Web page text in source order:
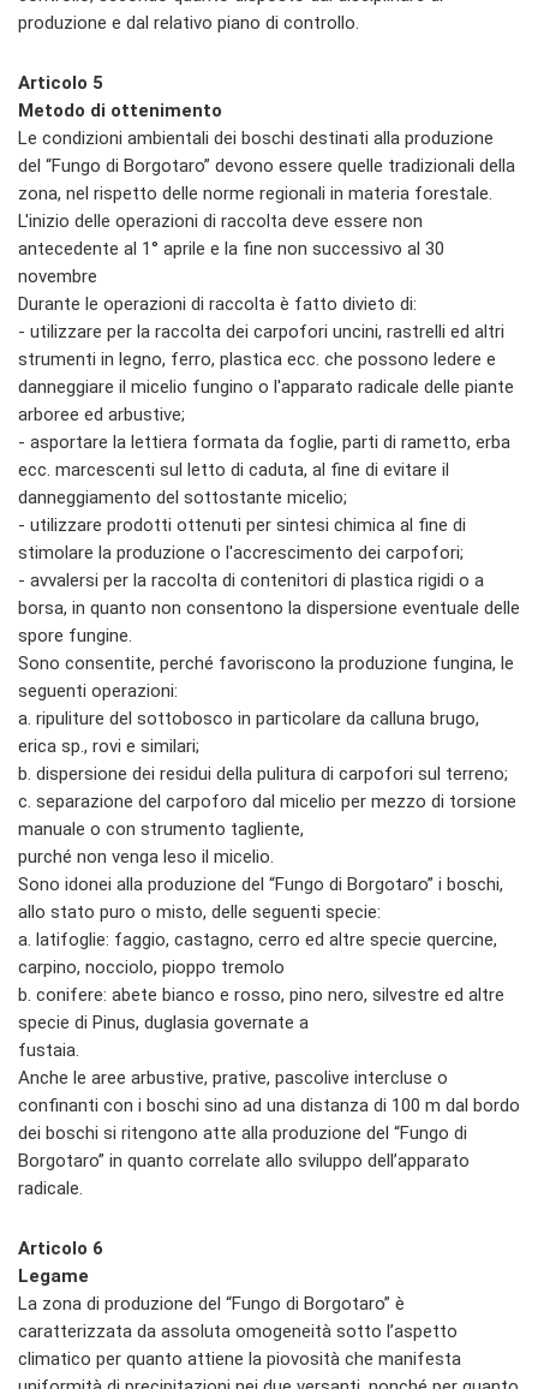
produzione e dal relativo piano di controllo.
Articolo 5
Metodo di ottenimento
Le condizioni ambientali dei boschi destinati alla produzione
del “Fungo di Borgotaro” devono essere quelle tradizionali della
zona, nel rispetto delle norme regionali in materia forestale.
L'inizio delle operazioni di raccolta deve essere non
antecedente al 1° aprile e la fine non successivo al 30
novembre
Durante le operazioni di raccolta è fatto divieto di:
- utilizzare per la raccolta dei carpofori uncini, rastrelli ed altri
strumenti in legno, ferro, plastica ecc. che possono ledere e
danneggiare il micelio fungino o l'apparato radicale delle piante
arboree ed arbustive;
- asportare la lettiera formata da foglie, parti di rametto, erba
ecc. marcescenti sul letto di caduta, al fine di evitare il
danneggiamento del sottostante micelio;
- utilizzare prodotti ottenuti per sintesi chimica al fine di
stimolare la produzione o l'accrescimento dei carpofori;
- avvalersi per la raccolta di contenitori di plastica rigidi o a
borsa, in quanto non consentono la dispersione eventuale delle
spore fungine.
Sono consentite, perché favoriscono la produzione fungina, le
seguenti operazioni:
a. ripuliture del sottobosco in particolare da calluna brugo,
erica sp., rovi e similari;
b. dispersione dei residui della pulitura di carpofori sul terreno;
c. separazione del carpoforo dal micelio per mezzo di torsione
manuale o con strumento tagliente,
purché non venga leso il micelio.
Sono idonei alla produzione del “Fungo di Borgotaro” i boschi,
allo stato puro o misto, delle seguenti specie:
a. latifoglie: faggio, castagno, cerro ed altre specie quercine,
carpino, nocciolo, pioppo tremolo
b. conifere: abete bianco e rosso, pino nero, silvestre ed altre
specie di Pinus, duglasia governate a
fustaia.
Anche le aree arbustive, prative, pascolive intercluse o
confinanti con i boschi sino ad una distanza di 100 m dal bordo
dei boschi si ritengono atte alla produzione del “Fungo di
Borgotaro” in quanto correlate allo sviluppo dell’apparato
radicale.
Articolo 6
Legame
La zona di produzione del “Fungo di Borgotaro” è
caratterizzata da assoluta omogeneità sotto l’aspetto
climatico per quanto attiene la piovosità che manifesta